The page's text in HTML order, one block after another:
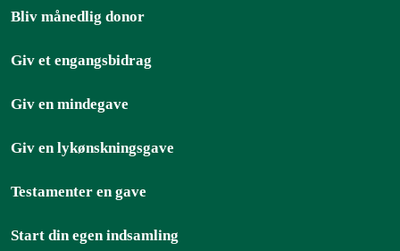
Bliv månedlig donor
Giv et engangsbidrag
Giv en mindegave
Giv en lykønskningsgave
Testamenter en gave
Start din egen indsamling